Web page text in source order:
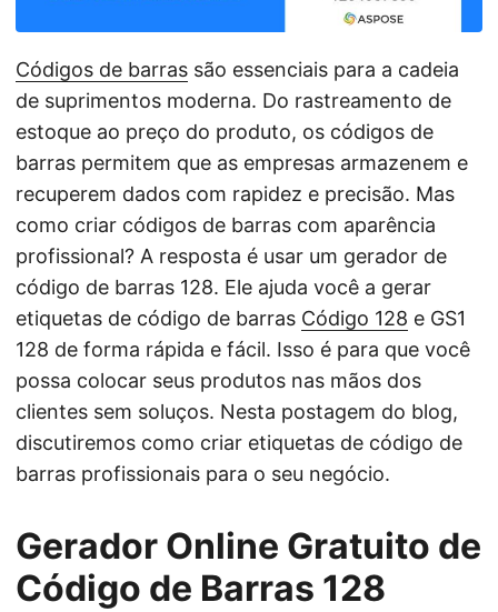
Códigos de barras são essenciais para a cadeia
de suprimentos moderna. Do rastreamento de
estoque ao preço do produto, os códigos de
barras permitem que as empresas armazenem e
recuperem dados com rapidez e precisão. Mas
como criar códigos de barras com aparência
profissional? A resposta é usar um gerador de
código de barras 128. Ele ajuda você a gerar
etiquetas de código de barras Código 128 e GS1
128 de forma rápida e fácil. Isso é para que você
possa colocar seus produtos nas mãos dos
clientes sem soluços. Nesta postagem do blog,
discutiremos como criar etiquetas de código de
barras profissionais para o seu negócio.
Gerador Online Gratuito de
Código de Barras 128